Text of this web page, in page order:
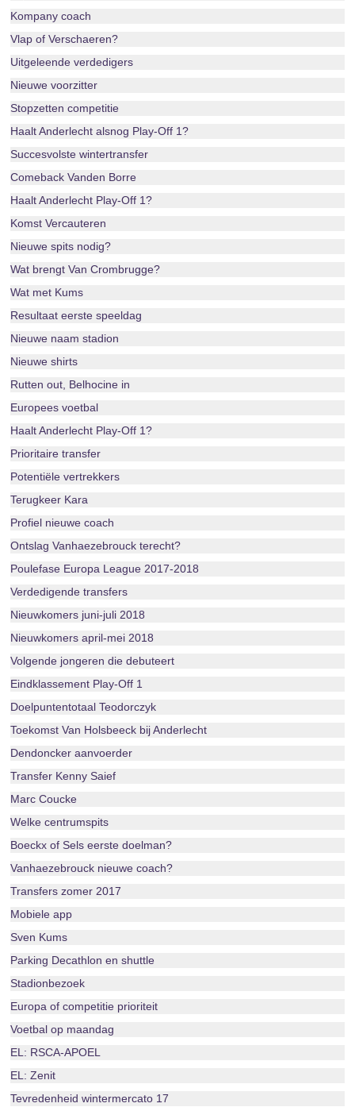
Kompany coach
Vlap of Verschaeren?
Uitgeleende verdedigers
Nieuwe voorzitter
Stopzetten competitie
Haalt Anderlecht alsnog Play-Off 1?
Succesvolste wintertransfer
Comeback Vanden Borre
Haalt Anderlecht Play-Off 1?
Komst Vercauteren
Nieuwe spits nodig?
Wat brengt Van Crombrugge?
Wat met Kums
Resultaat eerste speeldag
Nieuwe naam stadion
Nieuwe shirts
Rutten out, Belhocine in
Europees voetbal
Haalt Anderlecht Play-Off 1?
Prioritaire transfer
Potentiële vertrekkers
Terugkeer Kara
Profiel nieuwe coach
Ontslag Vanhaezebrouck terecht?
Poulefase Europa League 2017-2018
Verdedigende transfers
Nieuwkomers juni-juli 2018
Nieuwkomers april-mei 2018
Volgende jongeren die debuteert
Eindklassement Play-Off 1
Doelpuntentotaal Teodorczyk
Toekomst Van Holsbeeck bij Anderlecht
Dendoncker aanvoerder
Transfer Kenny Saief
Marc Coucke
Welke centrumspits
Boeckx of Sels eerste doelman?
Vanhaezebrouck nieuwe coach?
Transfers zomer 2017
Mobiele app
Sven Kums
Parking Decathlon en shuttle
Stadionbezoek
Europa of competitie prioriteit
Voetbal op maandag
EL: RSCA-APOEL
EL: Zenit
Tevredenheid wintermercato 17